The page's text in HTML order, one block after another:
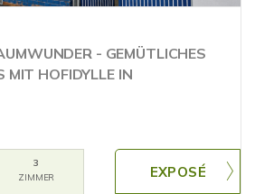
- GEMÜTLICHES
MIT HOFIDYLLE IN
3
ZIMMER